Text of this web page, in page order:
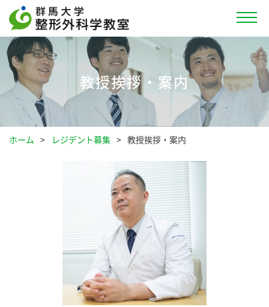
教授挨拶・案内
ホーム レジデント募集 教授挨拶・案内